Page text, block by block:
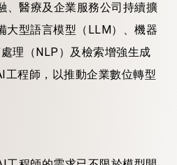
、醫療及企業服務公司持續擴
大型語言模型（LLM）、機器
理（NLP）及檢索增強生成
工程師，以推動企業數位轉型